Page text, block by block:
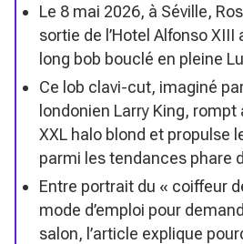
Le 8 mai 2026, à Séville,
sortie de l’Hotel Alfonso XIII
long bob bouclé en pleine
Ce lob clavi-cut, imaginé
londonien Larry King, rompt
XXL halo blond et propulse
parmi les tendances phare
Entre portrait du « coiffeur
mode d’emploi pour
salon, l’article explique